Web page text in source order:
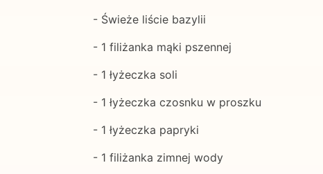
- Świeże liście bazylii
- 1 filiżanka mąki pszennej
- 1 łyżeczka soli
- 1 łyżeczka czosnku w proszku
- 1 łyżeczka papryki
- 1 filiżanka zimnej wody